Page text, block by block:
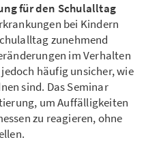
für den Schulalltag
bei Kindern
zunehmend
im Verhalten
häufig unsicher, wie
sind. Das Seminar
um Auffälligkeiten
zu reagieren, ohne